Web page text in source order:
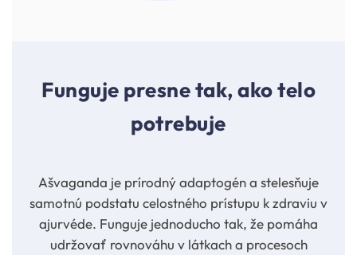
Funguje presne tak, ako telo
potrebuje
Ašvaganda je prírodný adaptogén a stelesňuje
samotnú podstatu celostného prístupu k zdraviu v
ajurvéde. Funguje jednoducho tak, že pomáha
udržovať rovnováhu v látkach a procesoch